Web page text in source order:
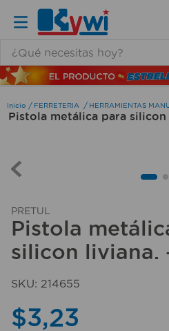
FERRETERIA HERRAMIENTAS
Pistola metálica para silicon
PRETUL
Pistola
silicon liviana.
SKU: 214655
$3,23
TÉRMINOS MÁS BUSCADOS
1 .
lamparas
4.
6.
escritorio
7.
cerradura
10. taladro